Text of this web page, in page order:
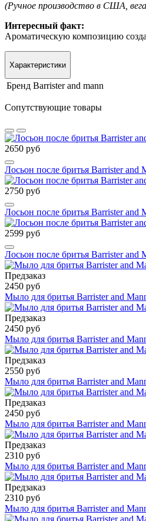
(Ручное производство в США,
Интересный факт:
Ароматическую композицию
Характеристики
Бренд Barrister and mann
Сопутствующие товары
2650 руб
Лосьон после бритья Barrister and
2750 руб
Лосьон после бритья Barrister and
2599 руб
Лосьон после бритья Barrister and
Предзаказ
2450 руб
Мыло для бритья Barrister and
Предзаказ
2450 руб
Мыло для бритья Barrister and
Предзаказ
2550 руб
Мыло для бритья Barrister and
Предзаказ
2450 руб
Мыло для бритья Barrister and
Предзаказ
2310 руб
Мыло для бритья Barrister and
Предзаказ
2310 руб
Мыло для бритья Barrister and